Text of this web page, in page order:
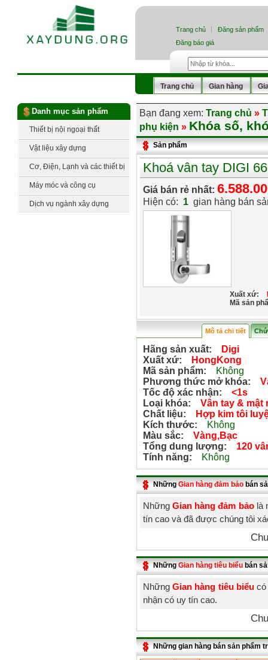
Trang chủ
Đăng sản phẩm
Đăng báo giá
Trang chủ Gian hàng
Danh mục sản phẩm
Thiết bị nội ngoại thất
Vật liệu xây dựng
Cơ, Điện, Lạnh và các thiết bị
công nghệ
Máy móc và công cụ
Dịch vụ ngành xây dựng
Bạn đang xem: Trang chủ »
phụ kiện » Khóa số,
Sản phẩm
Khoá vân tay DIGI
Giá bán rẻ nhất:
Hiện có: 1gian hàng bán
Xuất xứ:
Mã sản
Mô tả chi tiết
Hãng sản xuất:
Digi
Xuất xứ:
HongKong
Mã sản phẩm:
Không
Phương thức mở khóa:
Tốc độ xác nhận:
<1s
Loại khóa:
Vân tay & mật
Chất liệu:
Hợp kim tôi
Kích thước:
Không
Màu sắc:
Vàng,Bạc
Tổng dung lượng:
120
Tính năng:
Không
NhữngGian hàng đảm bảobán
NhữngGian hàng đảm bảolà
tín cao và đã được chúng tôi
NhữngGian hàng tiêu biểubán
NhữngGian hàng tiêu biểucó
nhận có uy tín cao.
Những gian hàng bán sản phẩm